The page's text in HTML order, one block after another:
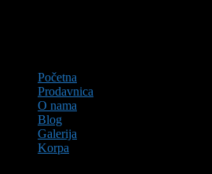
Početna
Prodavnica
O nama
Blog
Galerija
Korpa